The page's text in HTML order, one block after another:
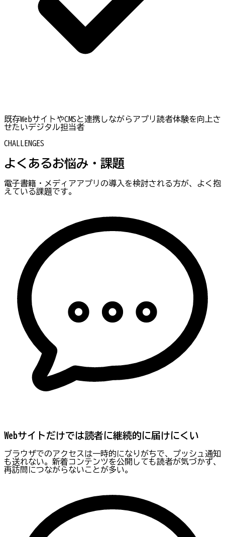
既存WebサイトやCMSと連携しながらアプリ読者体験を向上さ
せたいデジタル担当者
CHALLENGES
よくあるお悩み・課題
電子書籍・メディアアプリの導入を検討される方が、よく抱
えている課題です。
Webサイトだけでは読者に継続的に届けにくい
ブラウザでのアクセスは一時的になりがちで、プッシュ通知
も送れない。新着コンテンツを公開しても読者が気づかず、
再訪問につながらないことが多い。